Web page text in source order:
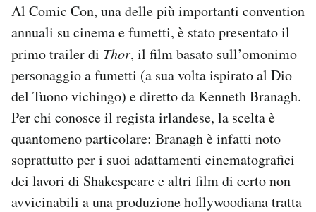
I MIEI PREFERITI
SHOP
CALENDARIO
AREA PERSONALE
Area Personale
Al Comic Con, una delle più importanti convention
annuali su cinema e fumetti, è stato presentato il
primo trailer di Thor, il film basato sull’omonimo
personaggio a fumetti (a sua volta ispirato al Dio
del Tuono vichingo) e diretto da Kenneth Branagh.
Per chi conosce il regista irlandese, la scelta è
quantomeno particolare: Branagh è infatti noto
soprattutto per i suoi adattamenti cinematografici
dei lavori di Shakespeare e altri film di certo non
avvicinabili a una produzione hollywoodiana tratta